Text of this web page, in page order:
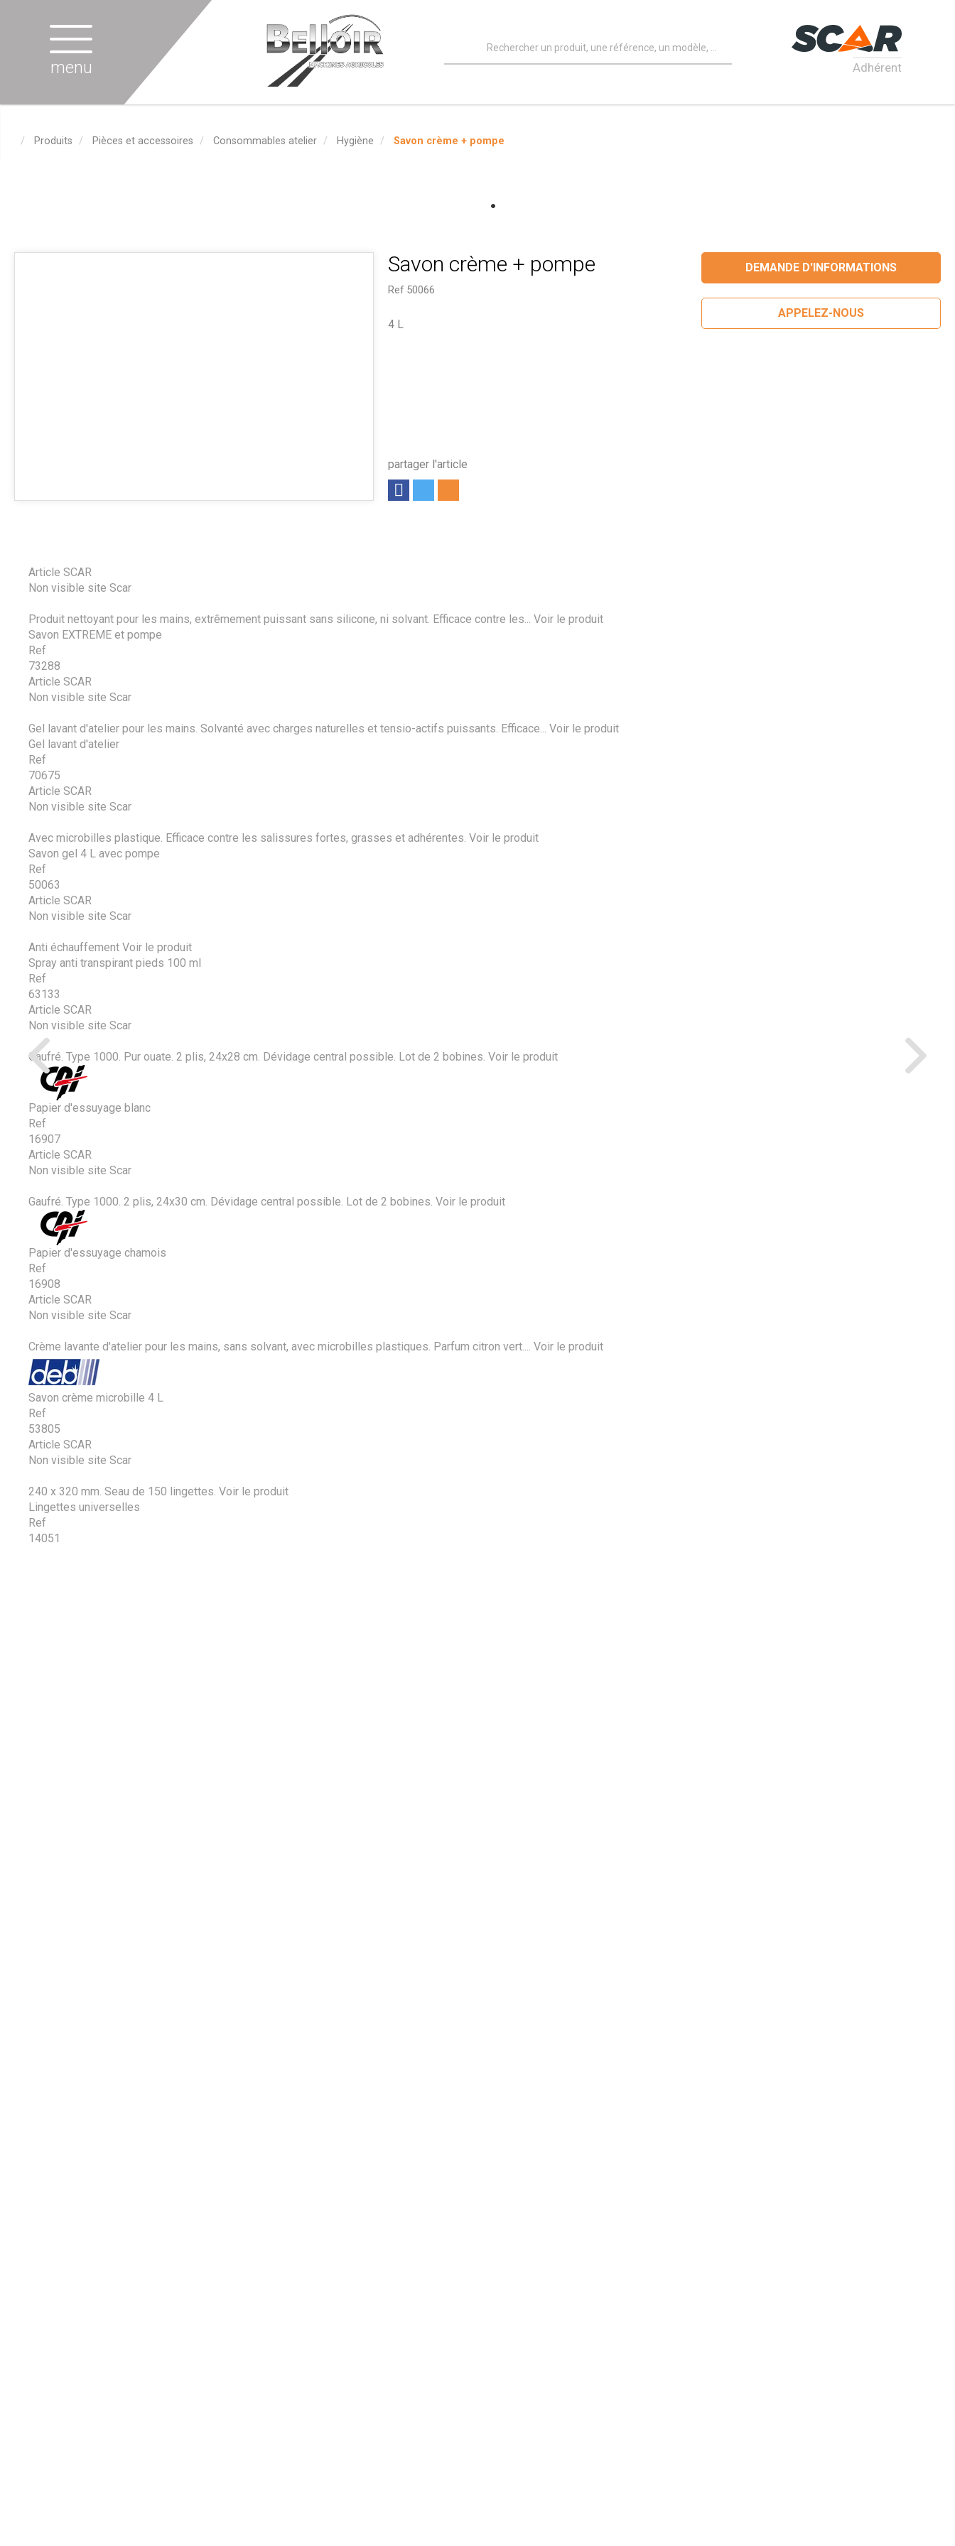
menu Adhérent
Produits Pièces et accessoires Consommables atelier Hygiène Savon crème + pompe
Savon crème + pompe
Ref 50066
partager l'article
4 L
DEMANDE D'INFORMATIONS
APPELEZ-NOUS
Article SCAR
Non visible site Scar
Produit nettoyant pour les mains, extrêmement puissant sans silicone, ni solvant. Efficace contre les...
Voir le produit
Savon EXTREME et pompe
Ref
73288
Article SCAR
Non visible site Scar
Gel lavant d'atelier pour les mains. Solvanté avec charges naturelles et tensio-actifs puissants. Efficace...
Voir le produit
Gel lavant d'atelier
Ref
70675
Article SCAR
Non visible site Scar
Avec microbilles plastique. Efficace contre les salissures fortes, grasses et adhérentes. Voir le produit
Savon gel 4 L avec pompe
Ref
50063
Article SCAR
Non visible site Scar
Anti échauffement Voir le produit
Spray anti transpirant pieds 100 ml
Ref
63133
Article SCAR
Non visible site Scar
Gaufré. Type 1000. Pur ouate. 2 plis, 24x28 cm. Dévidage central possible. Lot de 2 bobines. Voir le produit
Papier d'essuyage blanc
Ref
16907
Article SCAR
Non visible site Scar
Gaufré. Type 1000. 2 plis, 24x30 cm. Dévidage central possible. Lot de 2 bobines. Voir le produit
Papier d'essuyage chamois
Ref
16908
Article SCAR
Non visible site Scar
Crème lavante d'atelier pour les mains, sans solvant, avec microbilles plastiques. Parfum citron vert.... Voir le produit
Savon crème microbille 4 L
Ref
53805
Article SCAR
Non visible site Scar
240 x 320 mm. Seau de 150 lingettes. Voir le produit
Lingettes universelles
Ref
14051